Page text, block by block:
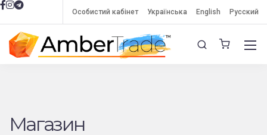
Особистий кабінет Українська English Русский
Магазин